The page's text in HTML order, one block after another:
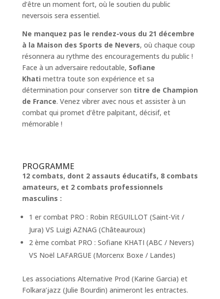
d’être un moment fort, où le soutien du public
neversois sera essentiel.
Ne manquez pas le rendez-vous du 21 décembre
à la Maison des Sports de Nevers, où chaque coup
résonnera au rythme des encouragements du public !
Face à un adversaire redoutable, Sofiane
Khati mettra toute son expérience et sa
détermination pour conserver son titre de Champion
de France. Venez vibrer avec nous et assister à un
combat qui promet d’être palpitant, décisif, et
mémorable !
PROGRAMME
12 combats, dont 2 assauts éducatifs, 8 combats
amateurs, et 2 combats professionnels
masculins :
1 er combat PRO : Robin REGUILLOT (Saint-Vit /
Jura) VS Luigi AZNAG (Châteauroux)
2 ème combat PRO : Sofiane KHATI (ABC / Nevers)
VS Noël LAFARGUE (Morcenx Boxe / Landes)
Les associations Alternative Prod (Karine Garcia) et
Folkara’jazz (Julie Bourdin) animeront les entractes.